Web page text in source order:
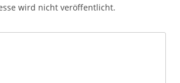
wird nicht veröffentlicht.